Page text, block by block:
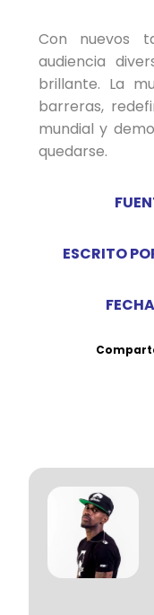
Con nuevos
audiencia
brillante. La
barreras,
mundial y
quedarse.
ESCRITO